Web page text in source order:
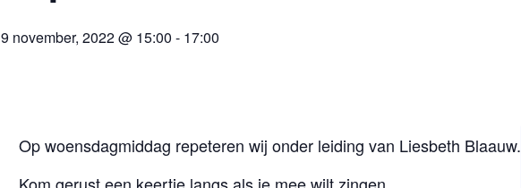
9 november, 2022 @ 15:00 - 17:00
Op woensdagmiddag repeteren wij onder leiding van Liesbeth Blaauw.